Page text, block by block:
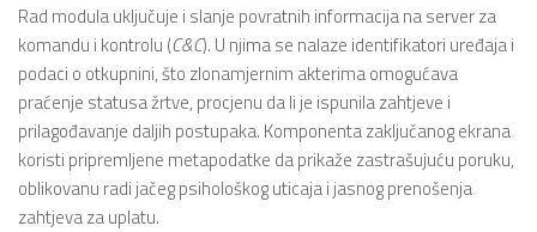
Rad modula uključuje i slanje povratnih informacija na server za
komandu i kontrolu (C&C). U njima se nalaze identifikatori uređaja i
podaci o otkupnini, što zlonamjernim akterima omogućava
praćenje statusa žrtve, procjenu da li je ispunila zahtjeve i
prilagođavanje daljih postupaka. Komponenta zaključanog ekrana
koristi pripremljene metapodatke da prikaže zastrašujuću poruku,
oblikovanu radi jačeg psihološkog uticaja i jasnog prenošenja
zahtjeva za uplatu.